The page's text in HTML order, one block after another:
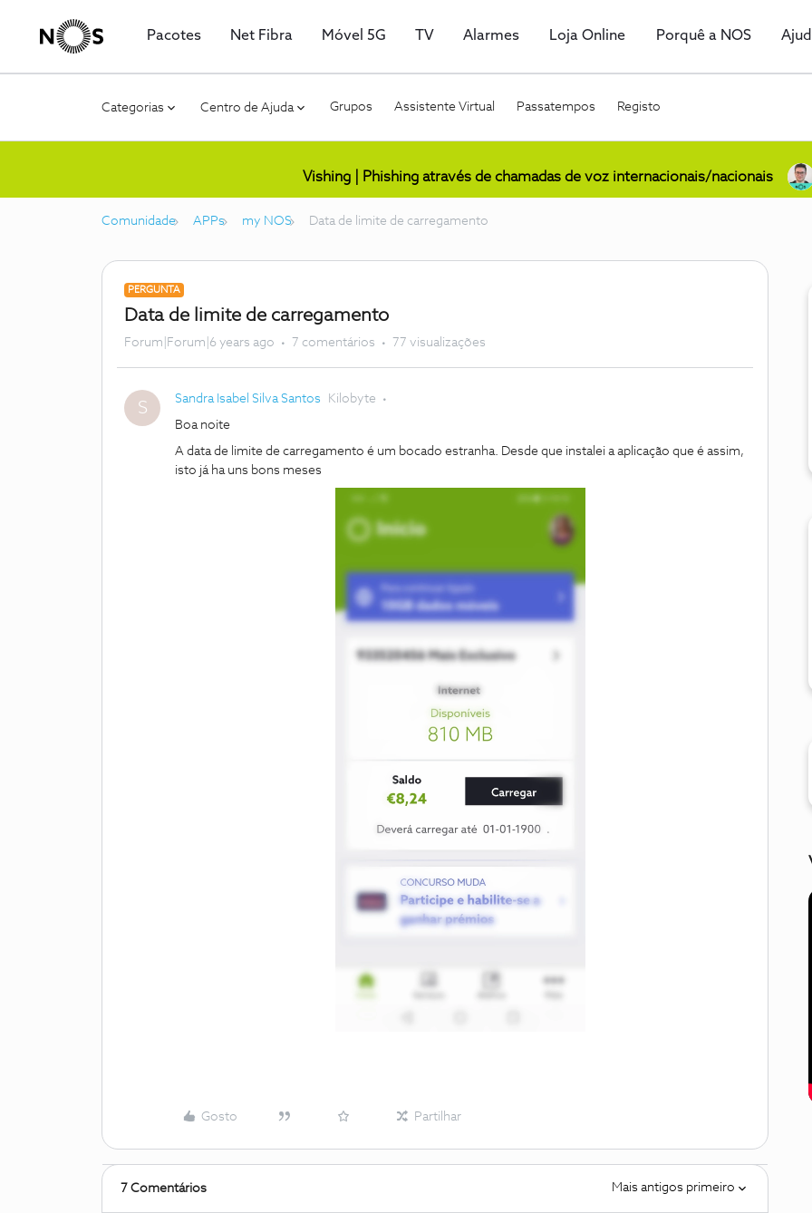
Pacotes Net Fibra Móvel 5G TV Alarmes Loja Online Porquê a NOS
Categorias Centro de Ajuda Grupos Assistente Virtual Passatempos Registo
Vishing | Phishing através de chamadas de voz internacionais/nacionais
Comunidade APPs my NOS Data de limite de carregamento
PERGUNTA
Data de limite de carregamento
Forum|Forum|6 years ago 7 comentários 77 visualizações
S Sandra Isabel Silva Santos Kilobyte
Boa noite
A data de limite de carregamento é um bocado estranha. Desde que instalei a aplicação que é assim,
isto já ha uns bons meses
Gosto Partilhar
7 Comentários Mais antigos primeiro